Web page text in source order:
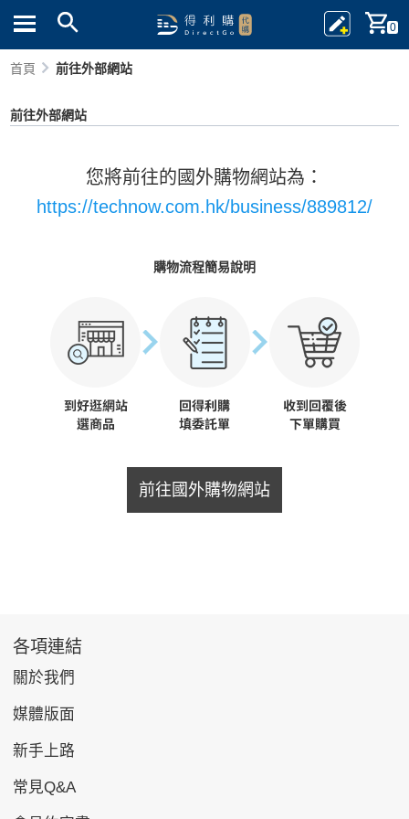
0
首頁 前往外部網站
前往外部網站
您將前往的國外購物網站為：
https://technow.com.hk/business/889812/
購物流程簡易說明
前往國外購物網站
各項連結
關於我們
媒體版面
新手上路
常見Q&A